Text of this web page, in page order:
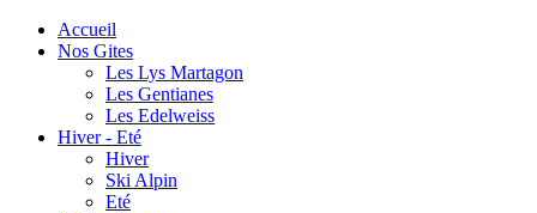
Accueil
Nos Gites
Les Lys Martagon
Les Gentianes
Les Edelweiss
Hiver - Eté
Hiver
Ski Alpin
Eté